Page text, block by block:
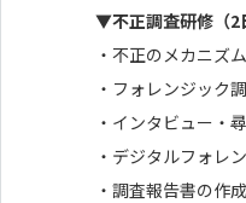
▼不正調査研修（2
・不正のメカニズ
・フォレンジック
・インタビュー・
・デジタルフォレ
・調査報告書の作成